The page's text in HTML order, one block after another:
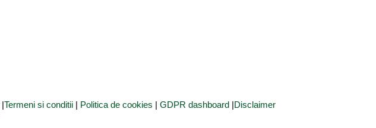
|Termeni si conditii | Politica de cookies | GDPR dashboard |Disclaimer